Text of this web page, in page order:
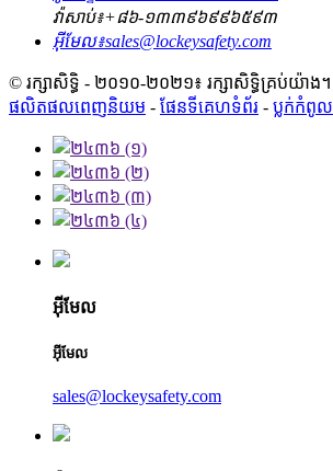
វ៉ាសាប់៖+៨៦-១៣៣៩៦៩៩៦៥៩៣
អ៊ីមែល៖sales@lockeysafety.com
© រក្សាសិទ្ធិ - ២០១០-២០២១៖ រក្សាសិទ្ធិគ្រប់យ៉ាង។
ផលិតផលពេញនិយម - ផែនទីគេហទំព័រ - ប្លក់​កំពូល
អ៊ីមែល
អ៊ីមែល
sales@lockeysafety.com